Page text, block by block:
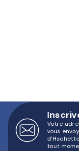
Votre
vous
tout